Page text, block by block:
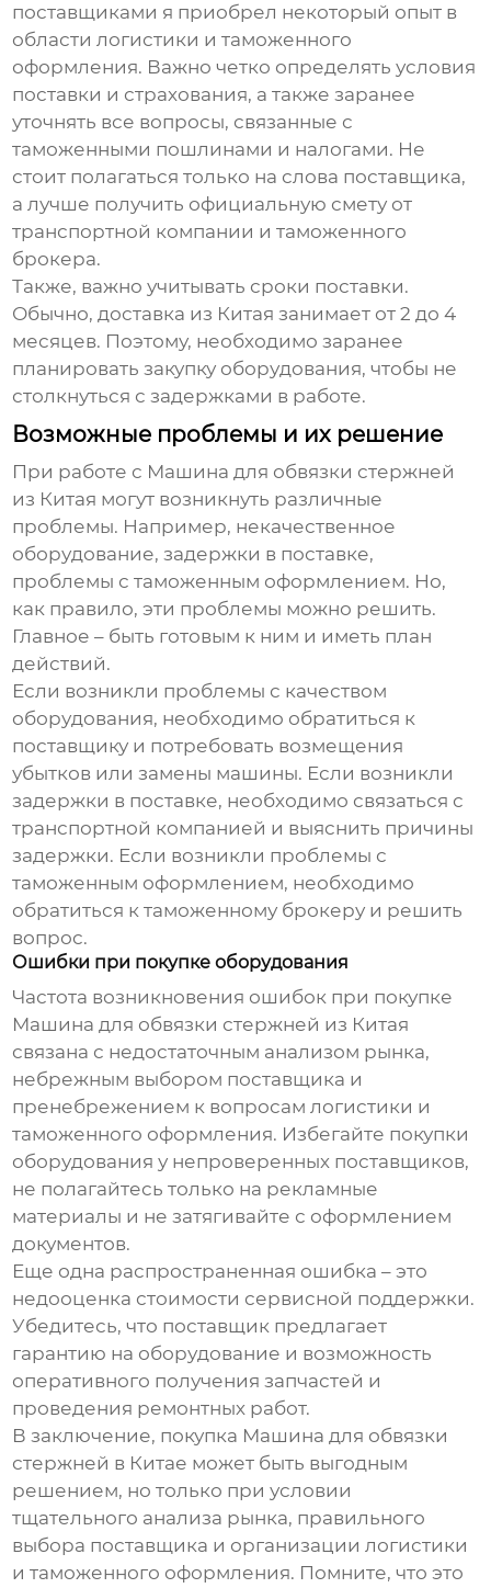
поставщиками я приобрел некоторый опыт в
области логистики и таможенного
оформления. Важно четко определять условия
поставки и страхования, а также заранее
уточнять все вопросы, связанные с
таможенными пошлинами и налогами. Не
стоит полагаться только на слова поставщика,
а лучше получить официальную смету от
транспортной компании и таможенного
брокера.
Также, важно учитывать сроки поставки.
Обычно, доставка из Китая занимает от 2 до 4
месяцев. Поэтому, необходимо заранее
планировать закупку оборудования, чтобы не
столкнуться с задержками в работе.
Возможные проблемы и их решение
При работе с Машина для обвязки стержней
из Китая могут возникнуть различные
проблемы. Например, некачественное
оборудование, задержки в поставке,
проблемы с таможенным оформлением. Но,
как правило, эти проблемы можно решить.
Главное – быть готовым к ним и иметь план
действий.
Если возникли проблемы с качеством
оборудования, необходимо обратиться к
поставщику и потребовать возмещения
убытков или замены машины. Если возникли
задержки в поставке, необходимо связаться с
транспортной компанией и выяснить причины
задержки. Если возникли проблемы с
таможенным оформлением, необходимо
обратиться к таможенному брокеру и решить
вопрос.
Ошибки при покупке оборудования
Частота возникновения ошибок при покупке
Машина для обвязки стержней из Китая
связана с недостаточным анализом рынка,
небрежным выбором поставщика и
пренебрежением к вопросам логистики и
таможенного оформления. Избегайте покупки
оборудования у непроверенных поставщиков,
не полагайтесь только на рекламные
материалы и не затягивайте с оформлением
документов.
Еще одна распространенная ошибка – это
недооценка стоимости сервисной поддержки.
Убедитесь, что поставщик предлагает
гарантию на оборудование и возможность
оперативного получения запчастей и
проведения ремонтных работ.
В заключение, покупка Машина для обвязки
стержней в Китае может быть выгодным
решением, но только при условии
тщательного анализа рынка, правильного
выбора поставщика и организации логистики
и таможенного оформления. Помните, что это